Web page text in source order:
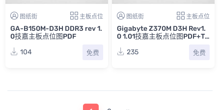
图纸街 主板点位
GA-B150M-D3H DDR3 rev 1.
0技嘉主板点位图PDF
104
免费
图纸街 主板点位
Gigabyte Z370M D3H Rev1.
0 1.01技嘉主板点位图PDF+TV
235
免费